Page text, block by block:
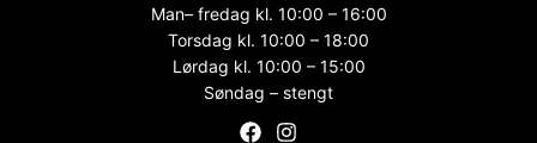
Man– fredag kl. 10:00 – 16:00
Torsdag kl. 10:00 – 18:00
Lørdag kl. 10:00 – 15:00
Søndag – stengt